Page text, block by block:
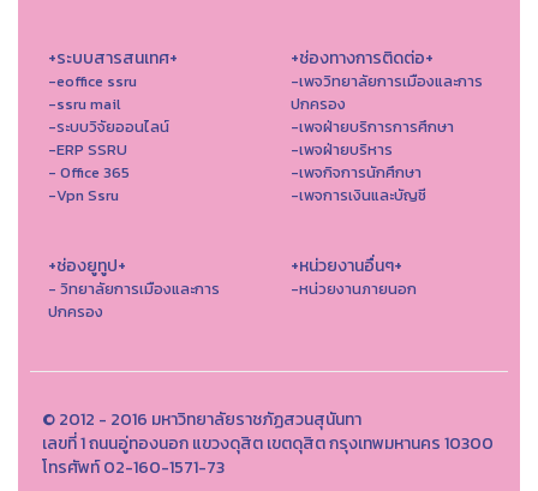
+ระบบสารสนเทศ+
-eoffice ssru
-ssru mail
-ระบบวิจัยออนไลน์
-ERP SSRU
- Office 365
-Vpn Ssru
+ช่องทางการติดต่อ+
-เพจวิทยาลัยการเมืองและการ
ปกครอง
-เพจฝ่ายบริการการศึกษา
-เพจฝ่ายบริหาร
-เพจกิจการนักศึกษา
-เพจการเงินและบัญชี
+ช่องยูทูป+
- วิทยาลัยการเมืองและการ
ปกครอง
+หน่วยงานอื่นๆ+
-หน่วยงานภายนอก
© 2012 - 2016 มหาวิทยาลัยราชภัฏสวนสุนันทา
เลขที่ 1 ถนนอู่ทองนอก แขวงดุสิต เขตดุสิต กรุงเทพมหานคร 10300
โทรศัพท์ 02-160-1571-73